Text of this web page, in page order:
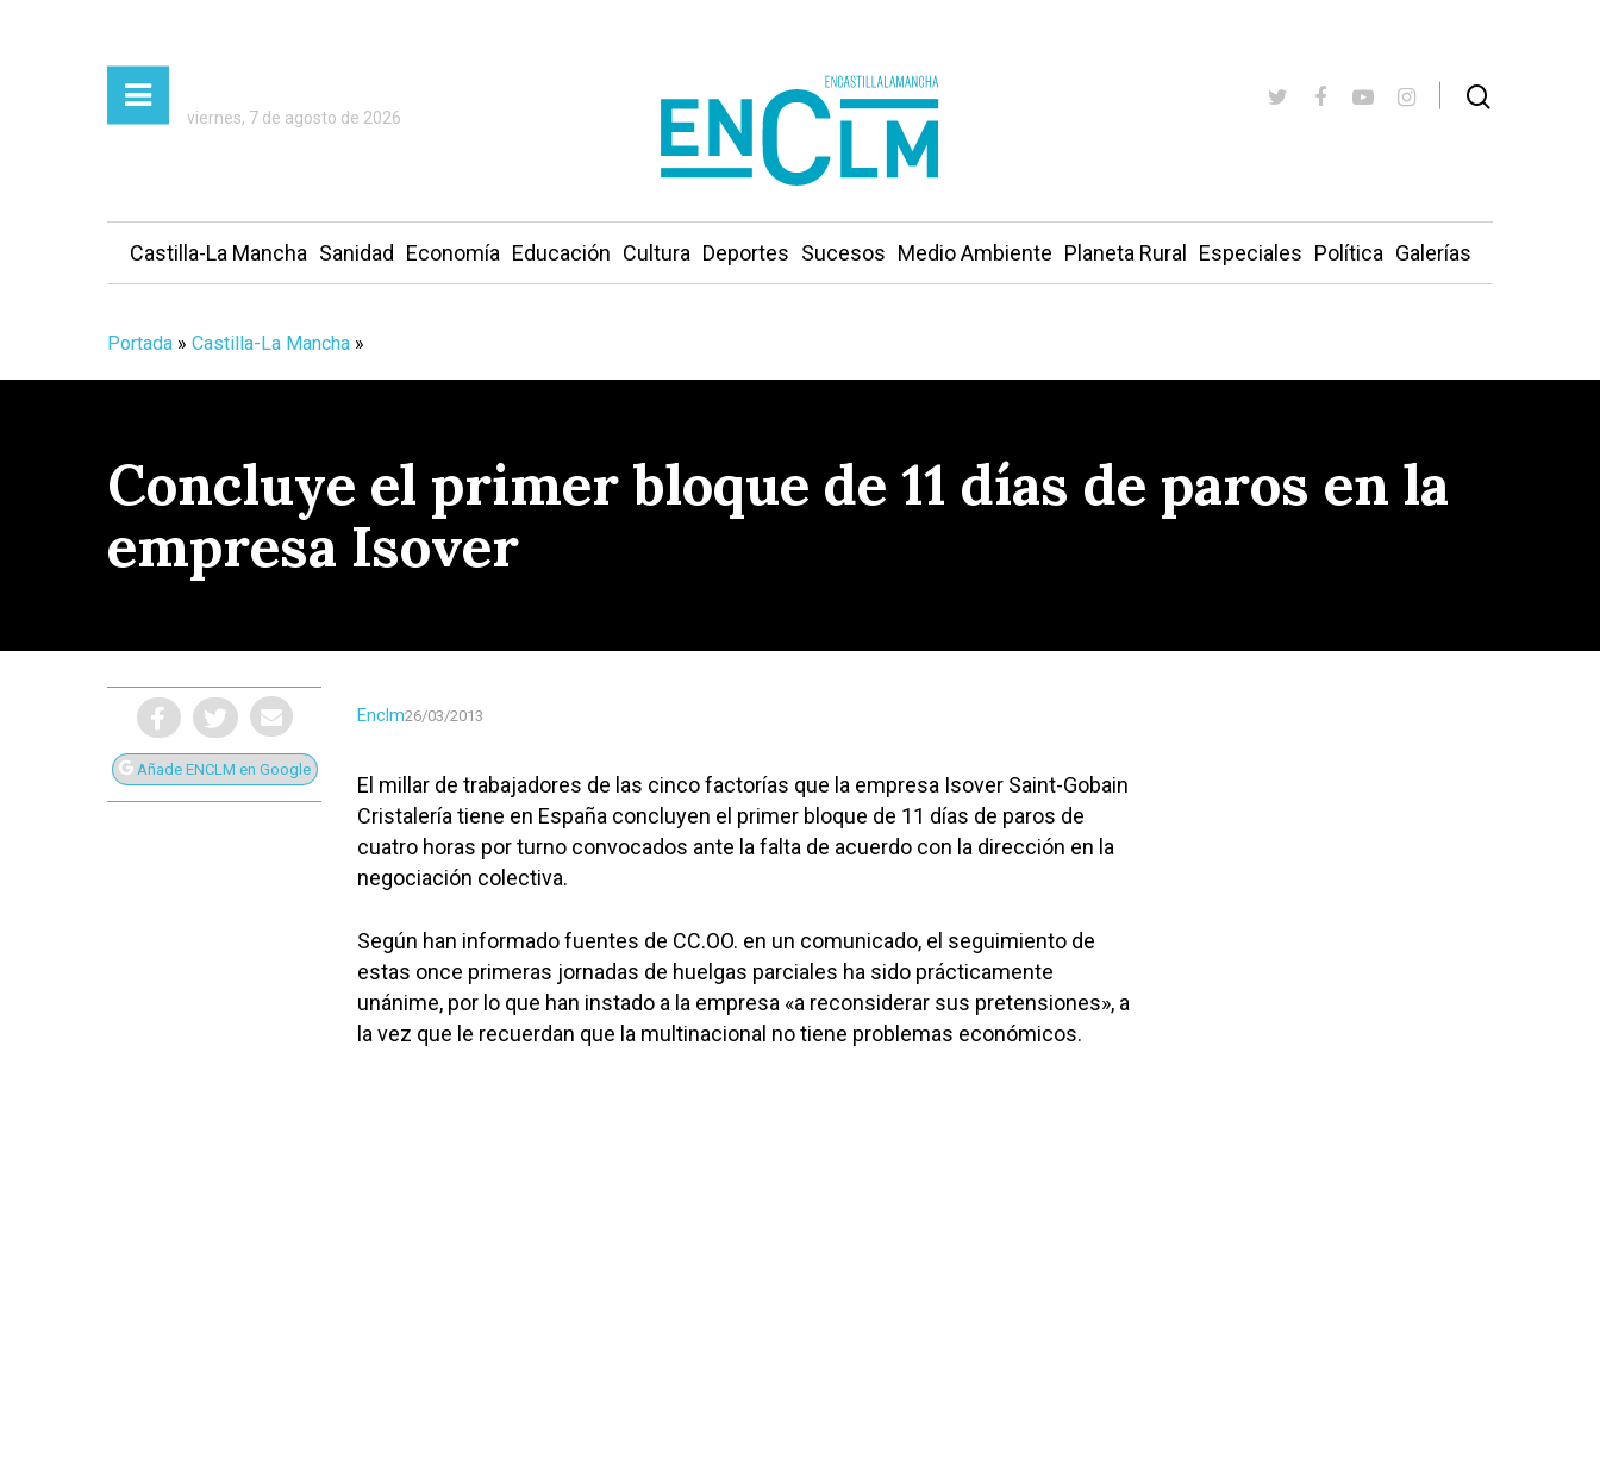
Presiona Intro para buscar o ESC para cerrar
viernes, 7 de agosto de 2026
Castilla-La Mancha Sanidad Economía Educación Cultura Deportes Sucesos Medio Ambiente Planeta Rural Especiales Política Galerías
Portada » Castilla-La Mancha »
Concluye el primer bloque de 11 días de paros en la
empresa Isover
Añade ENCLM en Google
Enclm26/03/2013
El millar de trabajadores de las cinco factorías que la empresa Isover Saint-Gobain
Cristalería tiene en España concluyen el primer bloque de 11 días de paros de
cuatro horas por turno convocados ante la falta de acuerdo con la dirección en la
negociación colectiva.
Según han informado fuentes de CC.OO. en un comunicado, el seguimiento de
estas once primeras jornadas de huelgas parciales ha sido prácticamente
unánime, por lo que han instado a la empresa «a reconsiderar sus pretensiones», a
la vez que le recuerdan que la multinacional no tiene problemas económicos.